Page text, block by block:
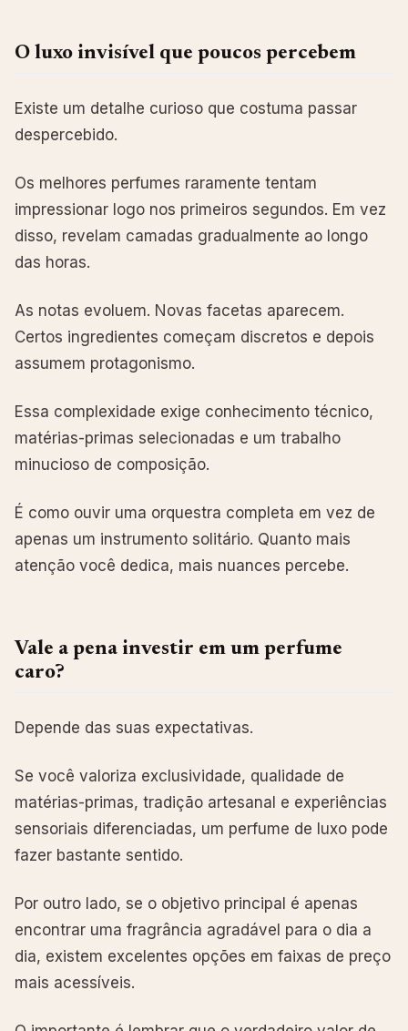
O luxo invisível que poucos percebem
Existe um detalhe curioso que costuma passar
despercebido.
Os melhores perfumes raramente tentam
impressionar logo nos primeiros segundos. Em vez
disso, revelam camadas gradualmente ao longo
das horas.
As notas evoluem. Novas facetas aparecem.
Certos ingredientes começam discretos e depois
assumem protagonismo.
Essa complexidade exige conhecimento técnico,
matérias-primas selecionadas e um trabalho
minucioso de composição.
É como ouvir uma orquestra completa em vez de
apenas um instrumento solitário. Quanto mais
atenção você dedica, mais nuances percebe.
Vale a pena investir em um perfume
caro?
Depende das suas expectativas.
Se você valoriza exclusividade, qualidade de
matérias-primas, tradição artesanal e experiências
sensoriais diferenciadas, um perfume de luxo pode
fazer bastante sentido.
Por outro lado, se o objetivo principal é apenas
encontrar uma fragrância agradável para o dia a
dia, existem excelentes opções em faixas de preço
mais acessíveis.